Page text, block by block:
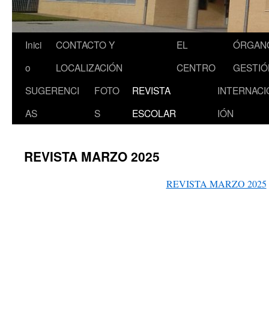
Saltar
contenido
Inici
o
CONTACTO Y
LOCALIZACIÓN
EL
CENTRO
SUGERENCI
AS
FOTO
S
REVISTA
ESCOLAR
IÓN
REVISTA MARZO 2025
REVISTA MARZO 2025